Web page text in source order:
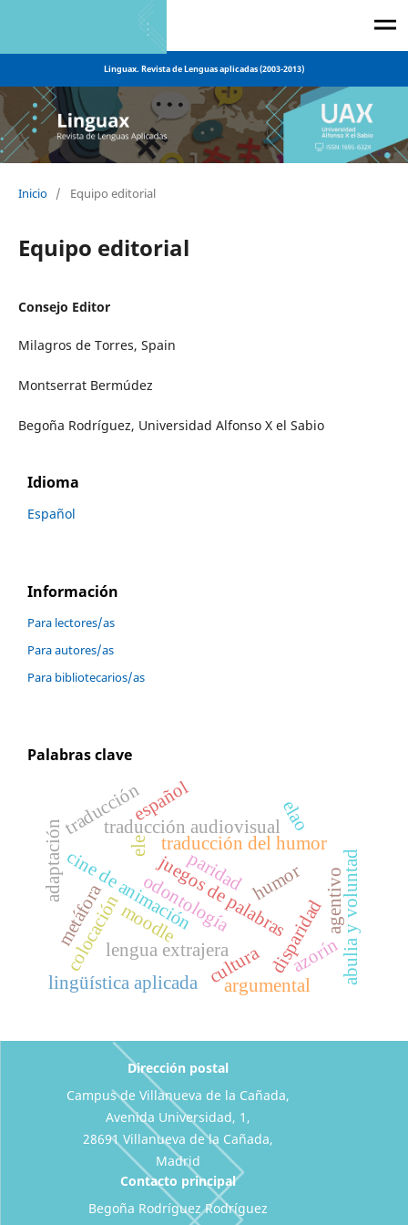
Linguax. Revista de Lenguas aplicadas (2003-2013)
Inicio / Equipo editorial
Equipo editorial
Consejo Editor
Milagros de Torres, Spain
Montserrat Bermúdez
Begoña Rodríguez, Universidad Alfonso X el Sabio
Idioma
Español
Información
Para lectores/as
Para autores/as
Para bibliotecarios/as
Palabras clave
traducción audiovisual
cine de animación
traducción del humor
juegos de palabras
colocación
ele
traducción
metáfora
paridad
disparidad
español
lengua extrajeracultura
humor
adaptación
lingüística aplicada
azorínabulia y voluntad
elao
odontología
argumental
agentivo
moodle
Dirección postal
Campus de Villanueva de la Cañada,
Avenida Universidad, 1,
28691 Villanueva de la Cañada,
Madrid
Contacto principal
Begoña Rodríguez Rodríguez